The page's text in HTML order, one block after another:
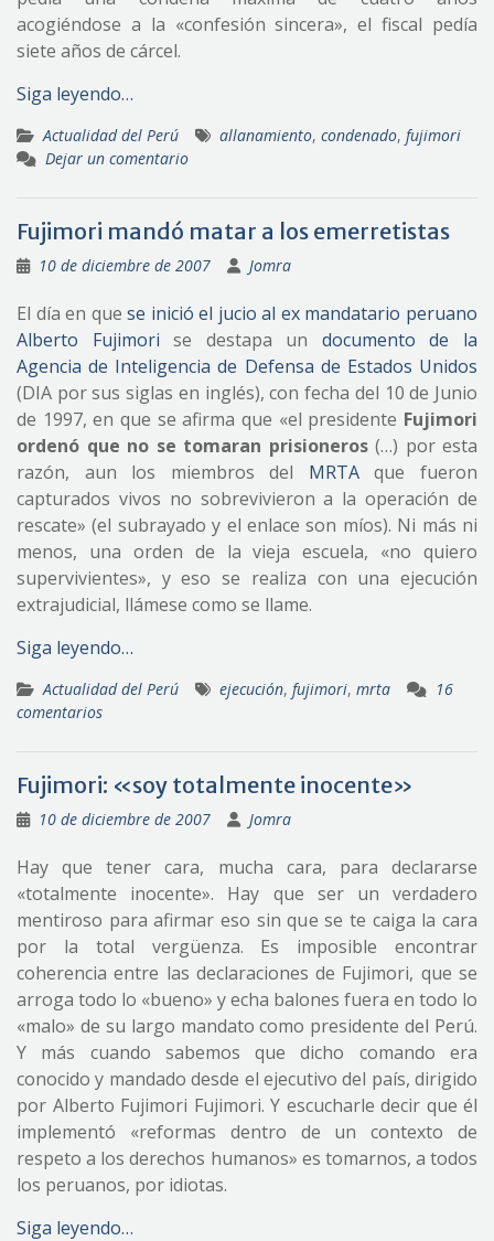
acogiéndose a la «confesión sincera», el fiscal pedía
siete años de cárcel.
Siga leyendo…
Actualidad del Perú allanamiento, condenado, fujimori
Dejar un comentario
Fujimori mandó matar a los emerretistas
10 de diciembre de 2007 Jomra
El día en quese inició el jucio al ex mandatario peruano
Alberto Fujimori se destapa un documento de la
Agencia de Inteligencia de Defensa de Estados Unidos
(DIA por sus siglas en inglés), con fecha del 10 de Junio
de 1997, en que se afirma que «el presidente Fujimori
ordenó que no se tomaran prisioneros(…) por esta
razón, aun los miembros del MRTAque fueron
capturados vivos no sobrevivieron a la operación de
rescate» (el subrayado y el enlace son míos). Ni más ni
menos, una orden de la vieja escuela, «no quiero
supervivientes», y eso se realiza con una ejecución
extrajudicial, llámese como se llame.
Siga leyendo…
Actualidad del Perú ejecución, fujimori, mrta
16
comentarios
Fujimori: «soy totalmente inocente»
10 de diciembre de 2007 Jomra
Hay que tener cara, mucha cara, para declararse
«totalmente inocente». Hay que ser un verdadero
mentiroso para afirmar eso sin que se te caiga la cara
por la total vergüenza. Es imposible encontrar
coherencia entre las declaraciones de Fujimori, que se
arroga todo lo «bueno» y echa balones fuera en todo lo
«malo» de su largo mandato como presidente del Perú.
Y más cuando sabemos que dicho comando era
conocido y mandado desde el ejecutivo del país, dirigido
por Alberto Fujimori Fujimori. Y escucharle decir que él
implementó «reformas dentro de un contexto de
respeto a los derechos humanos» es tomarnos, a todos
los peruanos, por idiotas.
Siga leyendo…